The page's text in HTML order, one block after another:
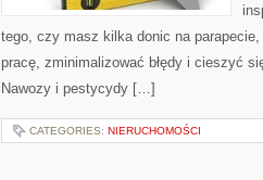
tego, czy masz kilka donic na
pracę, zminimalizować błędy i cieszyć
Nawozy i pestycydy […]
CATEGORIES: NIERUCHOMOŚCI